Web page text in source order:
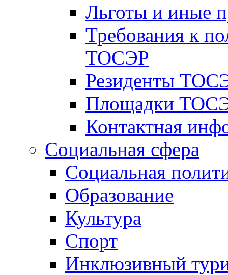
Льготы и иные
Требования к
ТОСЭР
Резиденты
Площадки
Контактная
Социальная сфера
Социальная
Образование
Культура
Спорт
Инклюзивный